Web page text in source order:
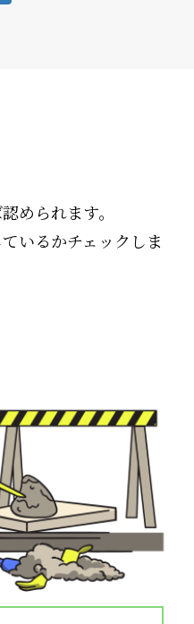
められます。
いるかチェックしま